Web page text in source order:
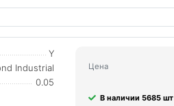
Y
Industrial
0.05
Цена
В наличии 5685 шт